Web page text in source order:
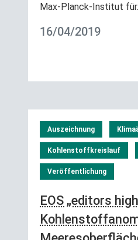
Max-Planck-Institut
16/04/2019
Auszeichnung
Kohlenstoffkreislauf
Veröffentlichung
EOS „editors